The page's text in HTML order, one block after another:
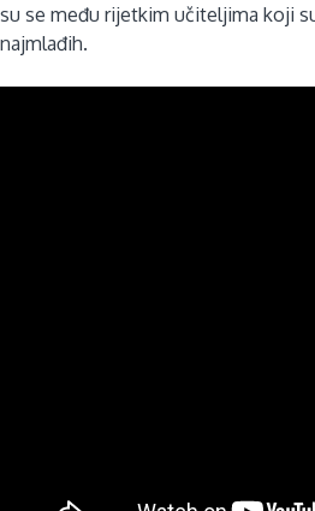
su se među rijetkim učiteljima koji
najmlađih.